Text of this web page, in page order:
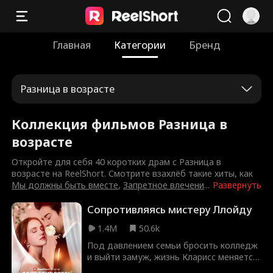
Главная Категории Бренд
Разница в возрасте
Коллекция фильмов Разница в
возрасте
Развернуть
Откройте для себя 40 коротких драм с Разница в
возрасте на ReelShort. Смотрите взахлёб такие хиты, как
Мы должны быть вместе, Запретное влечени...
Сопротивляясь мистеру Ллойду
1.4M
50.6k
Под давлением семьи бросить колледж
и выйти замуж, жизнь Кларисс меняется,